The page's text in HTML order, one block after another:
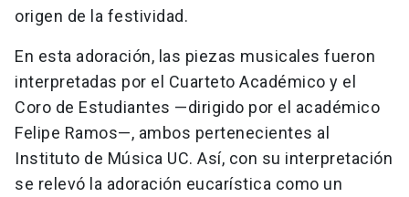
origen de la festividad.
En esta adoración, las piezas musicales fueron
interpretadas por el Cuarteto Académico y el
Coro de Estudiantes —dirigido por el académico
Felipe Ramos—, ambos pertenecientes al
Instituto de Música UC. Así, con su interpretación
se relevó la adoración eucarística como un